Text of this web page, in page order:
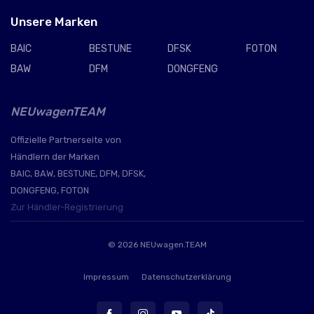
Unsere Marken
BAIC
BAW
BESTUNE
DFM
DFSK
DONGFENG
FOTON
NEUwagenTEAM
Offizielle Partnerseite von
Händlern der Marken
BAIC, BAW, BESTUNE, DFM, DFSK,
DONGFENG, FOTON
Zur Händler-Registrierung
© 2026 NEUwagen.TEAM
Impressum Datenschutzerklärung